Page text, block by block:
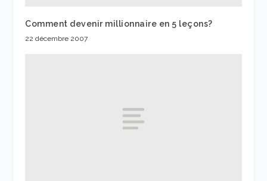
Comment devenir millionnaire en 5 leçons?
22 décembre 2007